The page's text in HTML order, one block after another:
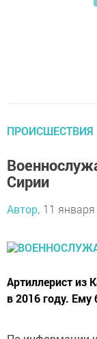
ПРОИСШЕСТВИЯ
Сирии
Автор, 11
Артиллерист из
в 2016 году. Ему